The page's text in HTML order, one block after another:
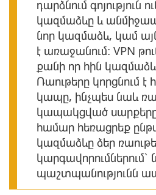
դարձնում գոյություն
կազմաձևը և
նոր կազմաձև, կամ
է առաջանում։ VPN
քանի որ հին
Ռաութերը կորցնում
կապը, ինչպես նաև
կապակցված
համար հեռացրեք
կազմաձևը ձեր
պաշտպանությունն